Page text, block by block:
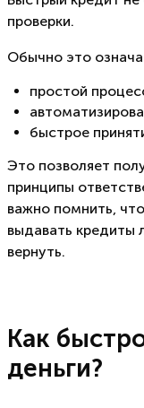
проверки.
Обычно это
простой
быстрое
Это позволяет
принципы
важно помнить,
выдавать кредиты
вернуть.
Как
деньги?